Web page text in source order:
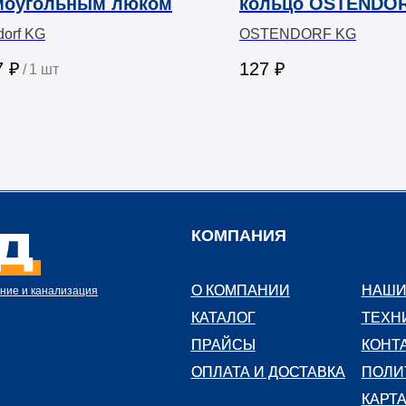
KG
₽ / 1 шт
OSTENDORF KG
127 ₽
и канализация О КОМПАНИИ
О КОМПАНИИ
КАТАЛОГ
КАТАЛОГ
ПРАЙСЫ
ПРАЙСЫ
ОПЛАТА И ДОСТАВКА
ОПЛАТА И ДОСТАВКА
КОМПАНИЯ